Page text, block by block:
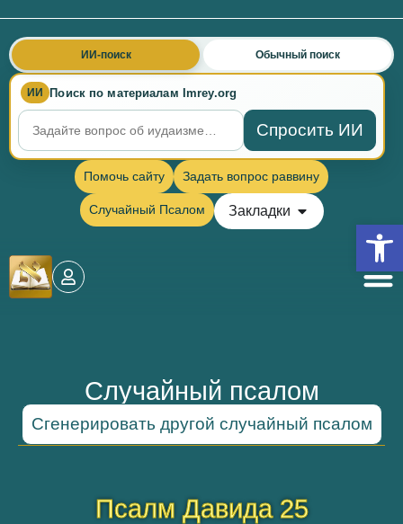
ИИ Поиск по материалам Imrey.org
Спросить ИИ
ИИ-поиск Обычный поиск
Помочь сайту Задать вопрос раввину
Случайный Псалом Закладки
Случайный псалом
Сгенерировать другой случайный псалом
Псалм Давида 25